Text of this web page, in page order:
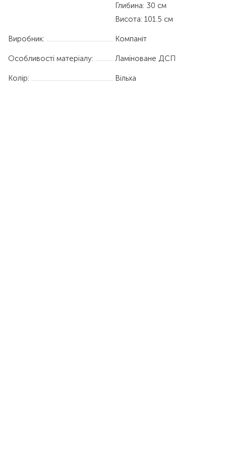
Глибина: 30 см
Висота: 101.5 см
Виробник: Компаніт
Особливості матеріалу: Ламіноване ДСП
Колір: Вільха